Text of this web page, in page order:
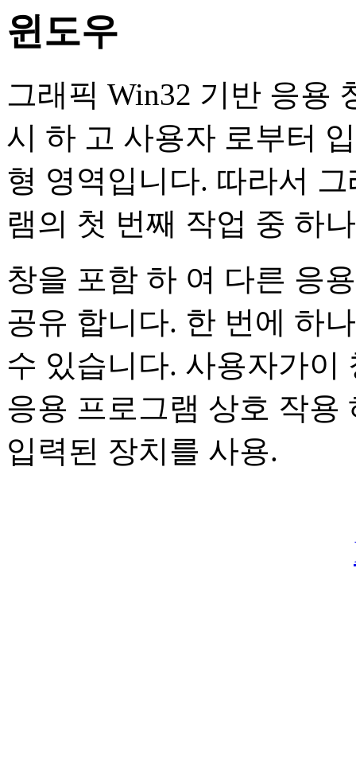
윈도우
그래픽 Win32 기반 응용
시 하 고 사용자 로부터
형 영역입니다. 따라서
램의 첫 번째 작업 중 하
창을 포함 하 여 다른 응
공유 합니다. 한 번에 하
수 있습니다. 사용자가이
응용 프로그램 상호 작용
입력된 장치를 사용.